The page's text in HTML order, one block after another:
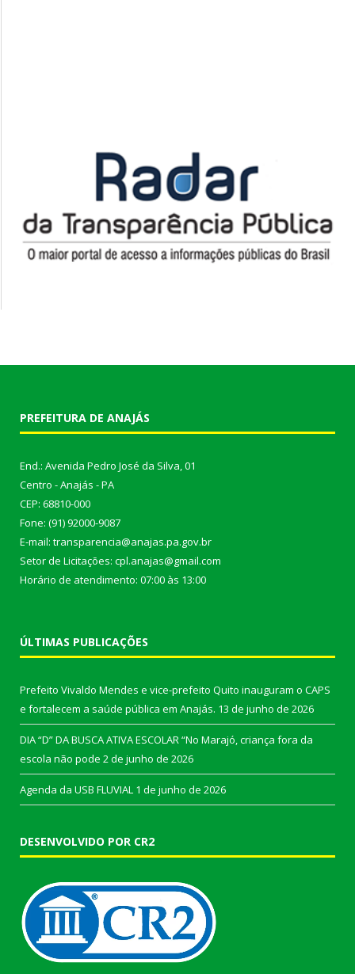
PREFEITURA DE ANAJÁS
End.: Avenida Pedro José da Silva, 01
Centro - Anajás - PA
CEP: 68810-000
Fone: (91) 92000-9087
E-mail: transparencia@anajas.pa.gov.br
Setor de Licitações: cpl.anajas@gmail.com
Horário de atendimento: 07:00 às 13:00
ÚLTIMAS PUBLICAÇÕES
Prefeito Vivaldo Mendes e vice-prefeito Quito inauguram o CAPS
e fortalecem a saúde pública em Anajás. 13 de junho de 2026
DIA “D” DA BUSCA ATIVA ESCOLAR “No Marajó, criança fora da
escola não pode 2 de junho de 2026
Agenda da USB FLUVIAL 1 de junho de 2026
DESENVOLVIDO POR CR2